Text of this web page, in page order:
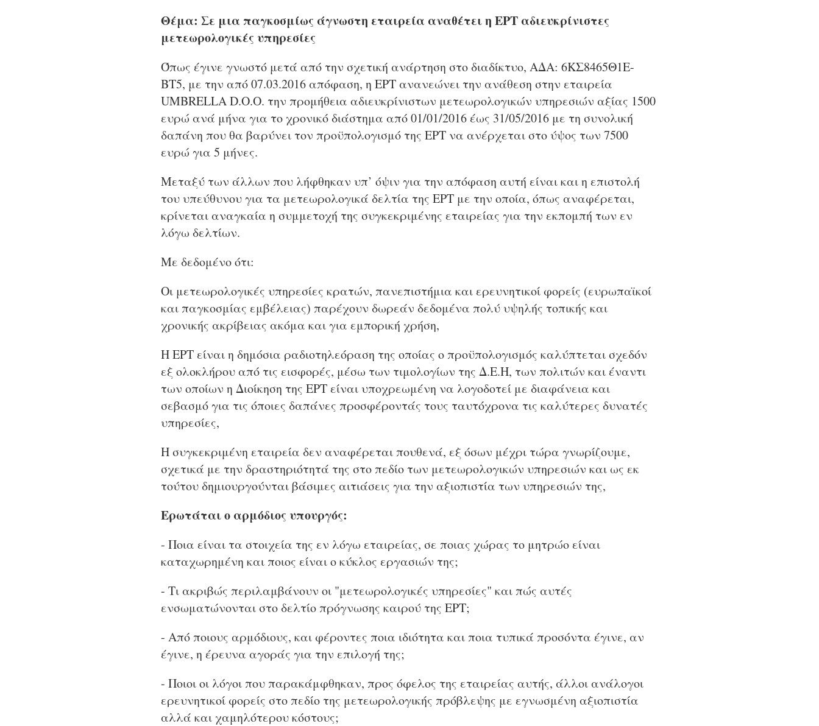
Θέμα: Σε μια παγκοσμίως άγνωστη εταιρεία αναθέτει η ΕΡΤ αδιευκρίνιστες
μετεωρολογικές υπηρεσίες
Όπως έγινε γνωστό μετά από την σχετική ανάρτηση στο διαδίκτυο, ΑΔΑ: 6ΚΣ8465Θ1Ε-
ΒΤ5, με την από 07.03.2016 απόφαση, η ΕΡΤ ανανεώνει την ανάθεση στην εταιρεία
UMBRELLA D.O.O. την προμήθεια αδιευκρίνιστων μετεωρολογικών υπηρεσιών αξίας 1500
ευρώ ανά μήνα για το χρονικό διάστημα από 01/01/2016 έως 31/05/2016 με τη συνολική
δαπάνη που θα βαρύνει τον προϋπολογισμό της ΕΡΤ να ανέρχεται στο ύψος των 7500
ευρώ για 5 μήνες.
Μεταξύ των άλλων που λήφθηκαν υπ’ όψιν για την απόφαση αυτή είναι και η επιστολή
του υπεύθυνου για τα μετεωρολογικά δελτία της ΕΡΤ με την οποία, όπως αναφέρεται,
κρίνεται αναγκαία η συμμετοχή της συγκεκριμένης εταιρείας για την εκπομπή των εν
λόγω δελτίων.
Με δεδομένο ότι:
Οι μετεωρολογικές υπηρεσίες κρατών, πανεπιστήμια και ερευνητικοί φορείς (ευρωπαϊκοί
και παγκοσμίας εμβέλειας) παρέχουν δωρεάν δεδομένα πολύ υψηλής τοπικής και
χρονικής ακρίβειας ακόμα και για εμπορική χρήση,
Η ΕΡΤ είναι η δημόσια ραδιοτηλεόραση της οποίας ο προϋπολογισμός καλύπτεται σχεδόν
εξ ολοκλήρου από τις εισφορές, μέσω των τιμολογίων της Δ.Ε.Η, των πολιτών και έναντι
των οποίων η Διοίκηση της ΕΡΤ είναι υποχρεωμένη να λογοδοτεί με διαφάνεια και
σεβασμό για τις όποιες δαπάνες προσφέροντάς τους ταυτόχρονα τις καλύτερες δυνατές
υπηρεσίες,
Η συγκεκριμένη εταιρεία δεν αναφέρεται πουθενά, εξ όσων μέχρι τώρα γνωρίζουμε,
σχετικά με την δραστηριότητά της στο πεδίο των μετεωρολογικών υπηρεσιών και ως εκ
τούτου δημιουργούνται βάσιμες αιτιάσεις για την αξιοπιστία των υπηρεσιών της,
Ερωτάται ο αρμόδιος υπουργός:
- Ποια είναι τα στοιχεία της εν λόγω εταιρείας, σε ποιας χώρας το μητρώο είναι
καταχωρημένη και ποιος είναι ο κύκλος εργασιών της;
- Τι ακριβώς περιλαμβάνουν οι "μετεωρολογικές υπηρεσίες" και πώς αυτές
ενσωματώνονται στο δελτίο πρόγνωσης καιρού της ΕΡΤ;
- Από ποιους αρμόδιους, και φέροντες ποια ιδιότητα και ποια τυπικά προσόντα έγινε, αν
έγινε, η έρευνα αγοράς για την επιλογή της;
- Ποιοι οι λόγοι που παρακάμφθηκαν, προς όφελος της εταιρείας αυτής, άλλοι ανάλογοι
ερευνητικοί φορείς στο πεδίο της μετεωρολογικής πρόβλεψης με εγνωσμένη αξιοπιστία
αλλά και χαμηλότερου κόστους;